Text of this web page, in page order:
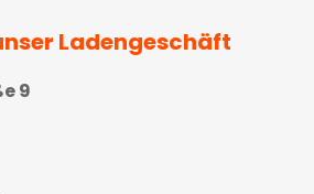
Ladengeschäft
9